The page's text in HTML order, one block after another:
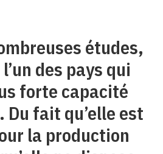
études,
des pays qui
forte capacité
Du fait qu’elle est
la production